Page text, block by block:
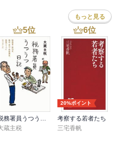
もっと見る
5位
税務署員うつうつ日記
蔵主税
6位
20%ポイント
考察する若者たち
三宅香帆